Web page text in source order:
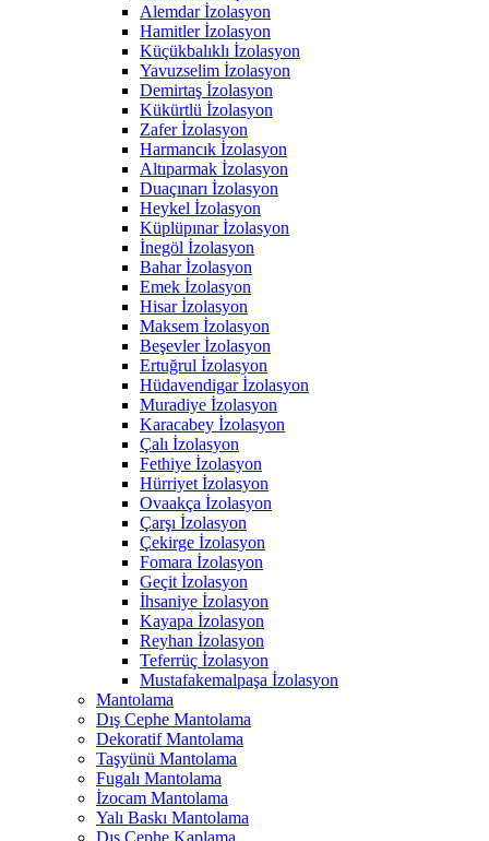
Alemdar İzolasyon
Hamitler İzolasyon
Küçükbalıklı İzolasyon
Yavuzselim İzolasyon
Demirtaş İzolasyon
Kükürtlü İzolasyon
Zafer İzolasyon
Harmancık İzolasyon
Altıparmak İzolasyon
Duaçınarı İzolasyon
Heykel İzolasyon
Küplüpınar İzolasyon
İnegöl İzolasyon
Bahar İzolasyon
Emek İzolasyon
Hisar İzolasyon
Maksem İzolasyon
Beşevler İzolasyon
Ertuğrul İzolasyon
Hüdavendigar İzolasyon
Muradiye İzolasyon
Karacabey İzolasyon
Çalı İzolasyon
Fethiye İzolasyon
Hürriyet İzolasyon
Ovaakça İzolasyon
Çarşı İzolasyon
Çekirge İzolasyon
Fomara İzolasyon
Geçit İzolasyon
İhsaniye İzolasyon
Kayapa İzolasyon
Reyhan İzolasyon
Teferrüç İzolasyon
Mustafakemalpaşa İzolasyon
Mantolama
Dış Cephe Mantolama
Dekoratif Mantolama
Taşyünü Mantolama
Fugalı Mantolama
İzocam Mantolama
Yalı Baskı Mantolama